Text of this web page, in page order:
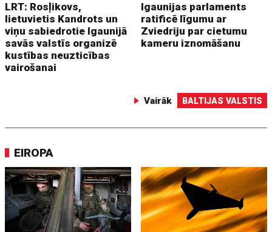
LRT: Rosļikovs,
lietuvietis Kandrots un
viņu sabiedrotie Igaunijā
savās valstīs organizē
kustības neuzticības
vairošanai
Igaunijas parlaments
ratificē līgumu ar
Zviedriju par cietumu
kameru iznomāšanu
Vairāk BALTIJAS VALSTIS
EIROPA